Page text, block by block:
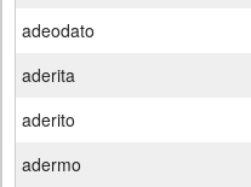
adeodato
aderita
aderito
adermo